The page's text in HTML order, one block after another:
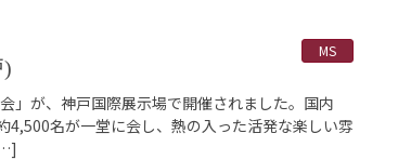
MS
)
」が、神戸国際展示場で開催されました。国内
名が一堂に会し、熱の入った活発な楽しい雰